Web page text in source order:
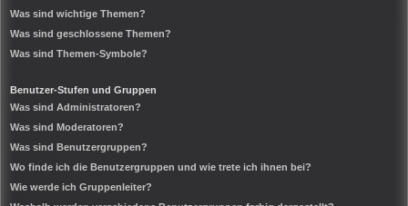
Was sind wichtige Themen?
Was sind geschlossene Themen?
Was sind Themen-Symbole?
Benutzer-Stufen und Gruppen
Was sind Administratoren?
Was sind Moderatoren?
Was sind Benutzergruppen?
Wo finde ich die Benutzergruppen und wie trete ich ihnen bei?
Wie werde ich Gruppenleiter?